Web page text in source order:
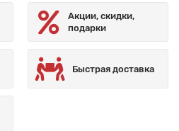
Акции, скидки,
подарки
Быстрая доставка